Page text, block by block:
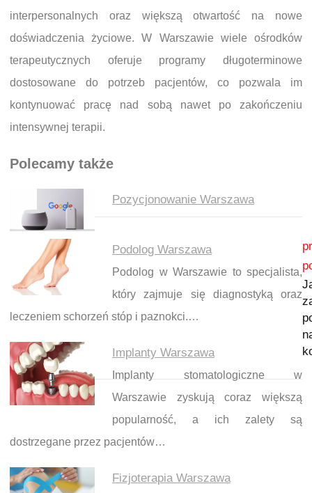
interpersonalnych oraz większą otwartość na nowe
doświadczenia życiowe. W Warszawie wiele ośrodków
terapeutycznych oferuje programy długoterminowe
dostosowane do potrzeb pacjentów, co pozwala im
kontynuować pracę nad sobą nawet po zakończeniu
intensywnej terapii.
Polecamy także
Pozycjonowanie Warszawa
Podolog Warszawa
Podolog w Warszawie to specjalista,
który zajmuje się diagnostyką oraz
leczeniem schorzeń stóp i paznokci.…
Implanty Warszawa
Implanty stomatologiczne w
Warszawie zyskują coraz większą
popularność, a ich zalety są
dostrzegane przez pacjentów…
Fizjoterapia Warszawa
Nawigacja wpisu